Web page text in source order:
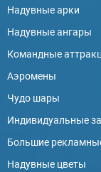
Надувные арки
Надувные ангары
Командные
Аэромены
Чудо шары
Индивидуальные
Большие
Надувные цветы